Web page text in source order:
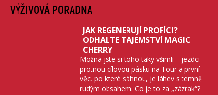
VÝŽIVOVÁ PORADNA
JAK REGENERUJÍ PROFÍCI?
ODHALTE TAJEMSTVÍ MAGIC
CHERRY
Možná jste si toho taky všimli – jezdci
protnou cílovou pásku na Tour a první
věc, po které sáhnou, je láhev s temně
rudým obsahem. Co je to za „zázrak“?